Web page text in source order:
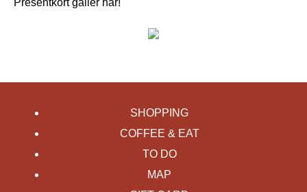
Presentkort gäller här!
SHOPPING
COFFEE & EAT
TO DO
MAP